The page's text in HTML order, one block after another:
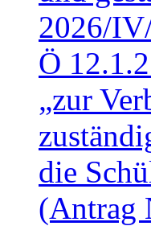
2026/
Ö
„zur
die
(Antrag